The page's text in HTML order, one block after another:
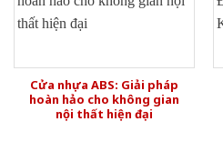
Cửa nhựa ABS: Giải pháp
hoàn hảo cho không gian
nội thất hiện đại